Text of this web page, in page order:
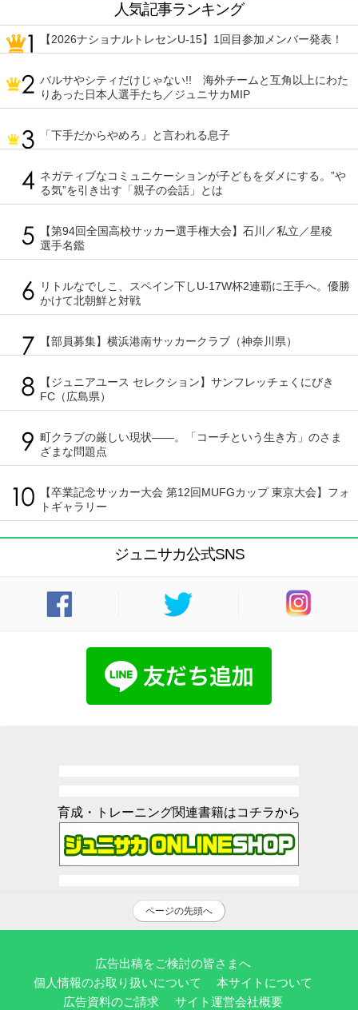
人気記事ランキング
【2026ナショナルトレセンU-15】1回目参加メンバー発表！
バルサやシティだけじゃない!! 海外チームと互角以上にわた
りあった日本人選手たち／ジュニサカMIP
「下手だからやめろ」と言われる息子
ネガティブなコミュニケーションが子どもをダメにする。”や
る気”を引き出す「親子の会話」とは
【第94回全国高校サッカー選手権大会】石川／私立／星稜
選手名鑑
リトルなでしこ、スペイン下しU-17W杯2連覇に王手へ。優勝
かけて北朝鮮と対戦
【部員募集】横浜港南サッカークラブ（神奈川県）
【ジュニアユース セレクション】サンフレッチェくにびき
FC（広島県）
町クラブの厳しい現状――。「コーチという生き方」のさま
ざまな問題点
【卒業記念サッカー大会 第12回MUFGカップ 東京大会】フォ
トギャラリー
ジュニサカ公式SNS
育成・トレーニング関連書籍はコチラから
ページの先頭へ
広告出稿をご検討の皆さまへ
個人情報のお取り扱いについて
本サイトについて
広告資料のご請求
サイト運営会社概要